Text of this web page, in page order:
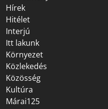
Hírek
Hitélet
Interjú
Itt lakunk
Környezet
Közlekedés
Közösség
Kultúra
Márai125